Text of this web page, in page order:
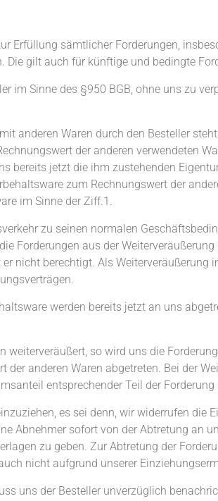
Erfüllung sämtlicher Forderungen,
gilt auch für künftige und bedingte
im Sinne des §950 BGB, ohne uns zu
anderen Waren durch den Besteller
der anderen verwendeten
bereits jetzt die ihm zustehenden
zum Rechnungswert der
im Sinne der Ziff.1.
zu seinen normalen
Forderungen aus der
nicht berechtigt. Als Weiterveräußerung
werden bereits jetzt an uns
so wird uns die
anderen Waren abgetreten. Bei der
entsprechender Teil der Forderung
es sei denn, wir widerrufen die
Abnehmer sofort von der Abtretung an
zu geben. Zur Abtretung der
nicht aufgrund unserer
uns der Besteller unverzüglich